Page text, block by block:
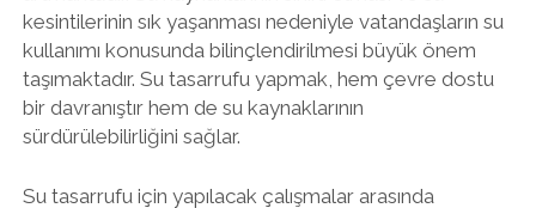
kesintilerinin sık yaşanması nedeniyle vatandaşların su
kullanımı konusunda bilinçlendirilmesi büyük önem
taşımaktadır. Su tasarrufu yapmak, hem çevre dostu
bir davranıştır hem de su kaynaklarının
sürdürülebilirliğini sağlar.
Su tasarrufu için yapılacak çalışmalar arasında